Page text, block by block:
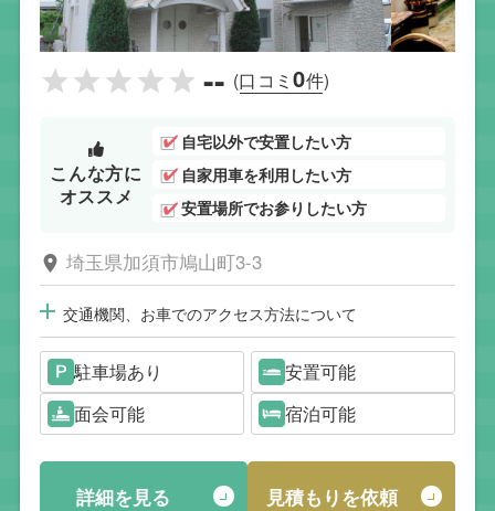
-- (口コミ0件)
こんな方に
オススメ
自宅以外で安置したい方
自家用車を利用したい方
安置場所でお参りしたい方
埼玉県加須市鳩山町3-3
交通機関、お車でのアクセス方法について
駐車場あり
安置可能
面会可能
宿泊可能
詳細を見る 見積もりを依頼